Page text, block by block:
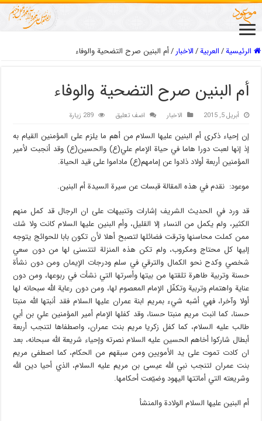
الرئيسية/العربیة/الاخبار/أم البنين صرح التضحية والوفاء
أم البنين صرح التضحية والوفاء
أبريل 5, 2015 الاخبار اضف تعليق 289 زيارة
إن إحياء ذكرى أم البنين عليها السلام من أهم ما يلزم على المؤمنين القيام به
إذ إنها لعبت دورا هاما في حياة الإمام علي(ع) والحسين(ع) وقد أنجبت لأمير
المؤمنين أربعة أولاد ذادوا عن إمامهم(ع) ماداموا على قيد الحياة.
موعود: نقدم في هذه المقالة قبسات عن سيرة السيدة أم البنين.
قد ورد في الحديث الشريف إشارات وتنبيهات على ان الرجال قد كمل منهم
الكثير، ولم يكمل من النساء إلا القليل، وأم البنين عليها السلام كانت ولا شك
ممن كملت محاسنها وترقت فضائلها لتصبح أهلا لأن تكون بابا للحوائج يتوجه
إليها كل محتاج ومكروب، ولم تكن هذه المنزلة لتتسنى لها من دون سعي
شخصي وكدح نحو الكمال والترقي في سلم ودرجات الإيمان ومن دون نشأة
حسنة وتربية طاهرة تلقتها من بيتها وأسرتها التي نشأت في ربوعها، ومن دون
عناية واهتمام وتربية وتكفّل الإمام المعصوم لها، ومن دون رعاية الله سبحانه لها
أولا وآخرا، فهي أشبه شيء بمريم ابنة عمران عليها السلام فقد أنبتها الله منبتا
حسنا، كما انبت مريم منبتا حسنا، وقد كفلها الإمام أمير المؤمنين علي بن أبي
طالب عليه السلام، كما كفل زكريا مريم بنت عمران، واصطفاها لتنجب أربعة
أبطال شاركوا أخاهم الحسين عليه السلام نصرته وإحياء شريعة الله سبحانه، بعد
ان كادت تموت على يد الأمويين ومن سبقهم من الحكام، كما اصطفى مريم
بنت عمران لتنجب نبي الله عيسى بن مريم عليه السلام، الذي أحيا دين الله
وشريعته التي أماتتها اليهود وضيّعت أحكامها.
أم البنين عليها السلام الولادة والمنشأ